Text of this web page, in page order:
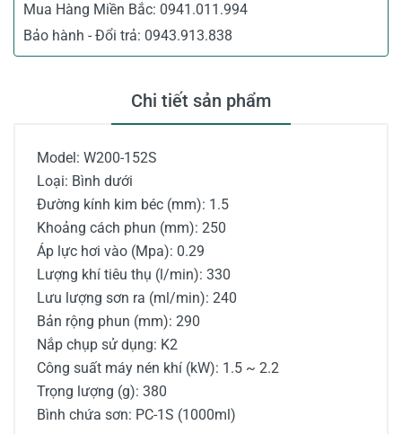
Mua Hàng Miền Bắc: 0941.011.994
Bảo hành - Đổi trả: 0943.913.838
Chi tiết sản phẩm
Model: W200-152S
Loại: Bình dưới
Đường kính kim béc (mm): 1.5
Khoảng cách phun (mm): 250
Áp lực hơi vào (Mpa): 0.29
Lượng khí tiêu thụ (l/min): 330
Lưu lượng sơn ra (ml/min): 240
Bản rộng phun (mm): 290
Nắp chụp sử dụng: K2
Công suất máy nén khí (kW): 1.5 ~ 2.2
Trọng lượng (g): 380
Bình chứa sơn: PC-1S (1000ml)